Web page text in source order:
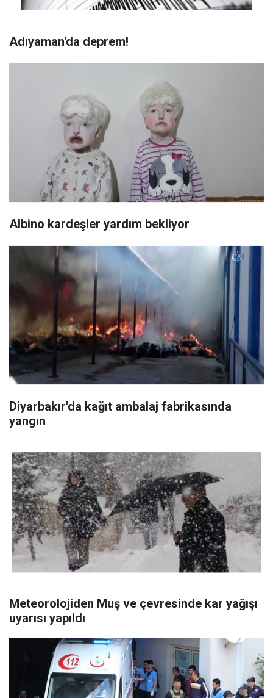
Adıyaman'da deprem!
Albino kardeşler yardım bekliyor
Diyarbakır'da kağıt ambalaj fabrikasında
yangın
Meteorolojiden Muş ve çevresinde kar yağışı
uyarısı yapıldı